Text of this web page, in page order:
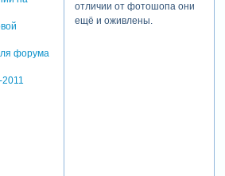
2011
отличии от фотошопа они
ещё и оживлены.